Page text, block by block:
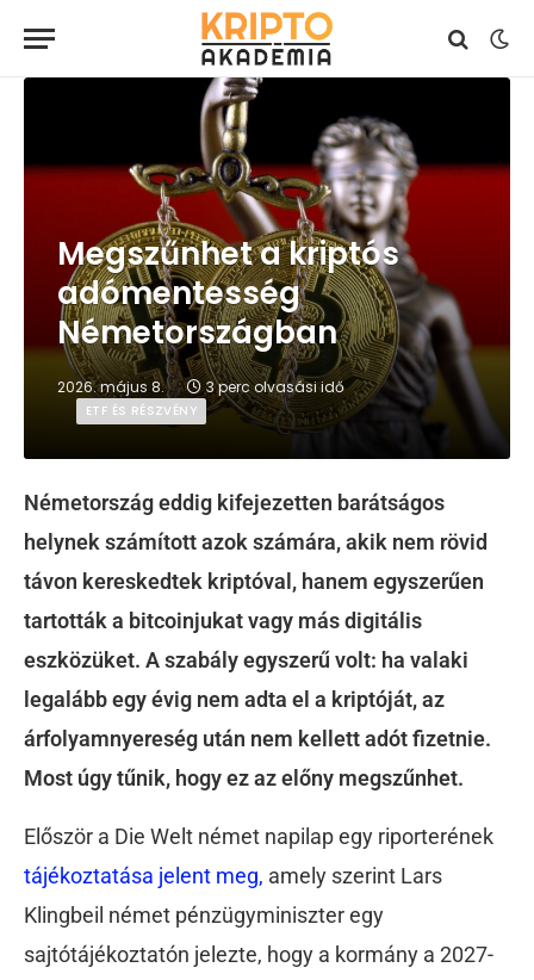
Megszűnhet a kriptós
adómentesség
Németországban
2026. május 8. 3 perc olvasási idő
ETF ÉS RÉSZVÉNY
Németország eddig kifejezetten barátságos
helynek számított azok számára, akik nem rövid
távon kereskedtek kriptóval, hanem egyszerűen
tartották a bitcoinjukat vagy más digitális
eszközüket. A szabály egyszerű volt: ha valaki
legalább egy évig nem adta el a kriptóját, az
árfolyamnyereség után nem kellett adót fizetnie.
Most úgy tűnik, hogy ez az előny megszűnhet.
Először a Die Welt német napilap egy riporterének
tájékoztatása jelent meg, amely szerint Lars
Klingbeil német pénzügyminiszter egy
sajtótájékoztatón jelezte, hogy a kormány a 2027-